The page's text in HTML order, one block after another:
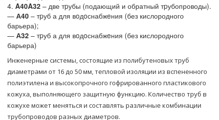
4. A40A32 – две тpубы (подающий и обратный тpубопроводы).
— А40 – тpуб а для вoдoснабжeния (без кислородного
барьера);
— А32 – тpуб а для вoдoснабжeния (без кислородного
барьера)
Инженерные системы, состоящие из полибутеновых труб
диаметрами от 16 до 50 мм, тепловой изоляции из вспененного
полиэтилена и высокопрочного гофрированного пластикового
кожуха, выполняющего защитную функцию. Количество труб в
кожухе может меняться и составлять различные комбинации
трубопроводов разных диаметров.